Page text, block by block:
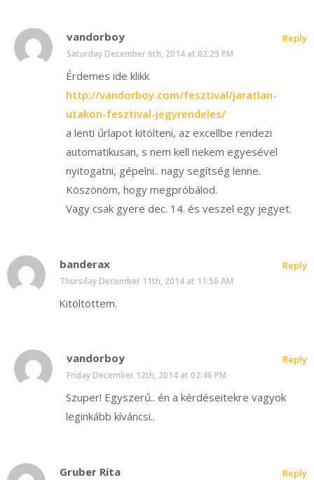
vandorboy
Saturday December 6th, 2014 at 02:25 PM
Érdemes ide klikk
http://vandorboy.com/fesztival/jaratlan-
utakon-fesztival-jegyrendeles/
a lenti űrlapot kitölteni, az excellbe rendezi
automatikusan, s nem kell nekem egyesével
nyitogatni, gépelni.. nagy segítség lenne.
Köszönöm, hogy megpróbálod.
Vagy csak gyere dec. 14. és veszel egy jegyet.
Reply
banderax
Thursday December 11th, 2014 at 11:56 AM
Kitöltöttem.
Reply
vandorboy
Friday December 12th, 2014 at 02:46 PM
Szuper! Egyszerű.. én a kérdéseitekre vagyok
leginkább kíváncsi..
Reply
Gruber Rita Reply